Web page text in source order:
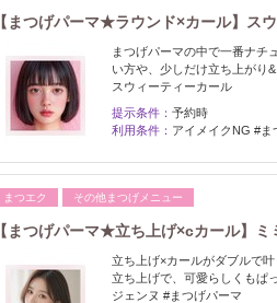
【まつげパーマ★ラウンド×カール】ス
まつげパーマの中で一番ナチ
い方や、少しだけ立ち上がり
スウィーティーカール
提示条件： 予約時
利用条件： アイメイクNG #ま
まつエク その他まつげメニュー
【まつげパーマ★立ち上げ×cカール】
立ち上げ×カールがダブルで
立ち上げで、可愛らしくもぱ
ジェンヌ #まつげパーマ